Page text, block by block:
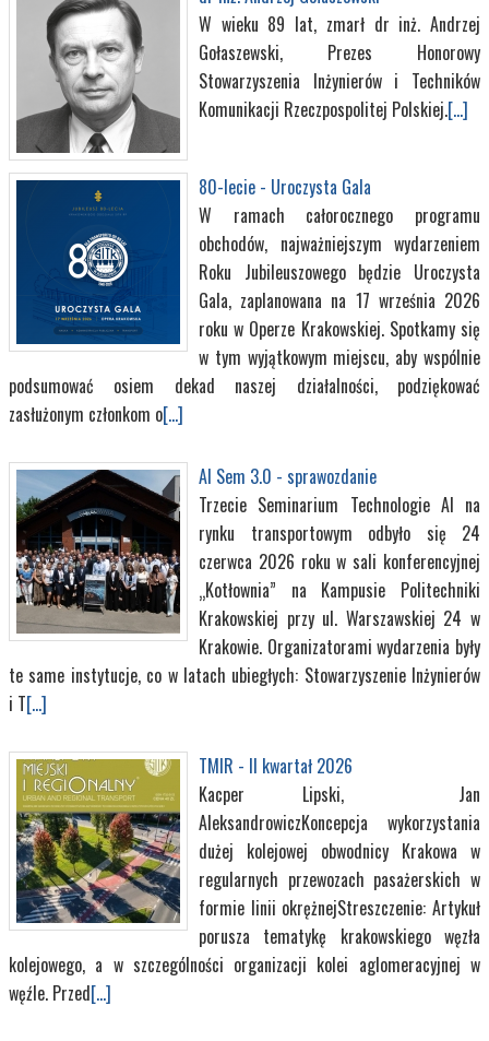
W wieku 89 lat, zmarł dr inż. Andrzej
Gołaszewski, Prezes Honorowy
Stowarzyszenia Inżynierów i Techników
Komunikacji Rzeczpospolitej Polskiej.[...]
80-lecie - Uroczysta Gala
W ramach całorocznego programu
obchodów, najważniejszym wydarzeniem
Roku Jubileuszowego będzie Uroczysta
Gala, zaplanowana na 17 września 2026
roku w Operze Krakowskiej. Spotkamy się
w tym wyjątkowym miejscu, aby wspólnie
podsumować osiem dekad naszej działalności, podziękować
zasłużonym członkom o[...]
AI Sem 3.0 - sprawozdanie
Trzecie Seminarium Technologie AI na
rynku transportowym odbyło się 24
czerwca 2026 roku w sali konferencyjnej
„Kotłownia” na Kampusie Politechniki
Krakowskiej przy ul. Warszawskiej 24 w
Krakowie. Organizatorami wydarzenia były
te same instytucje, co w latach ubiegłych: Stowarzyszenie Inżynierów
i T[...]
TMIR - II kwartał 2026
Kacper Lipski, Jan
AleksandrowiczKoncepcja wykorzystania
dużej kolejowej obwodnicy Krakowa w
regularnych przewozach pasażerskich w
formie linii okrężnejStreszczenie: Artykuł
porusza tematykę krakowskiego węzła
kolejowego, a w szczególności organizacji kolei aglomeracyjnej w
węźle. Przed[...]